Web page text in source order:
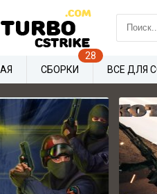
СБОРКИ ВСЕ ДЛЯ